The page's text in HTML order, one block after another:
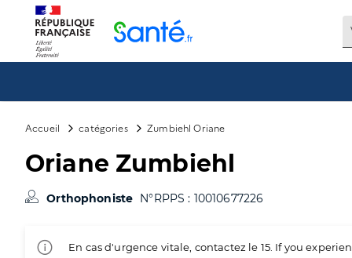
Accueil catégories Zumbiehl Oriane
Oriane Zumbiehl
Orthophoniste N°RPPS : 10010677226
En cas d'urgence vitale, contactez le 15. If you
Panneau de gestion des cookies